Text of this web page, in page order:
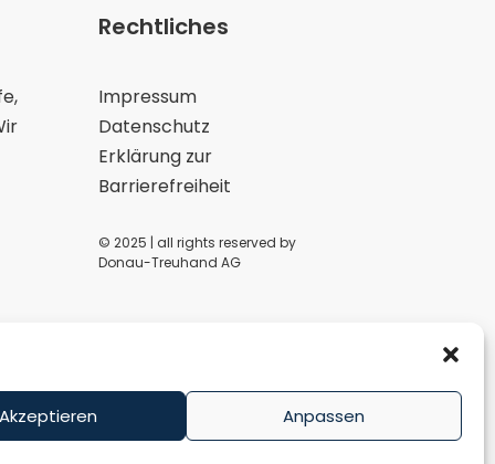
Anpassen
Rechtliches
Impressum
Datenschutz
Erklärung zur
Barrierefreiheit
© 2025 | all rights reserved by
Donau-Treuhand AG